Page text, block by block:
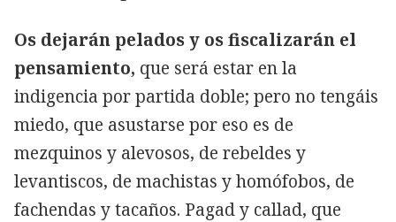
Os dejarán pelados y os fiscalizarán el
pensamiento, que será estar en la
indigencia por partida doble; pero no tengáis
miedo, que asustarse por eso es de
mezquinos y alevosos, de rebeldes y
levantiscos, de machistas y homófobos, de
fachendas y tacaños. Pagad y callad, que